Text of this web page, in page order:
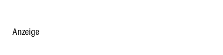
Anzeige